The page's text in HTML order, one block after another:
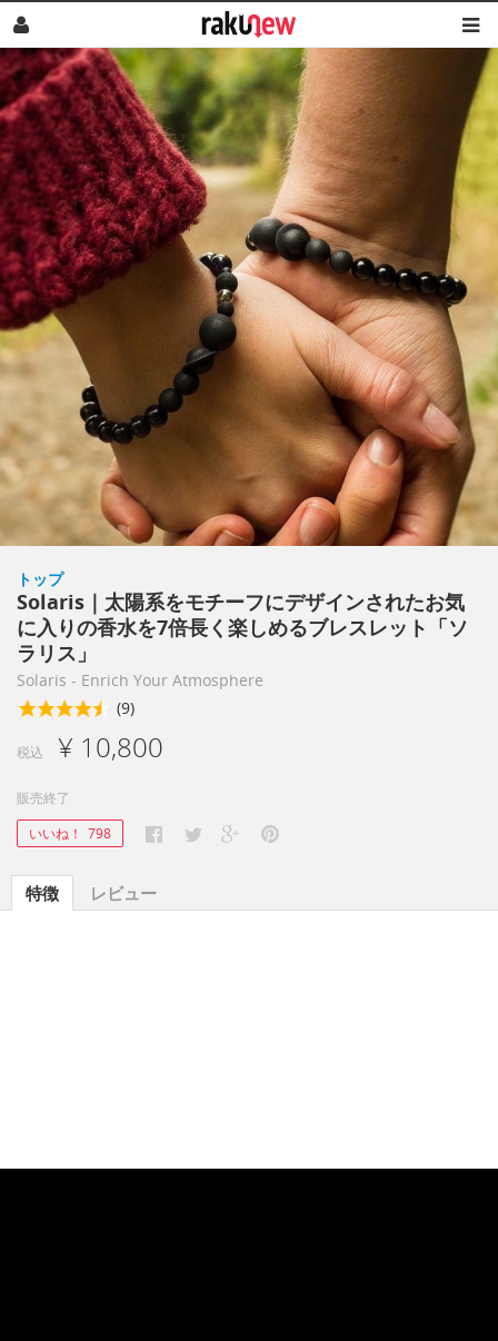
トップ
Solaris｜太陽系をモチーフにデザインされたお気
に入りの香水を7倍長く楽しめるブレスレット「ソ
ラリス」
Solaris - Enrich Your Atmosphere
(9)
税込 ¥ 10,800
販売終了
いいね！ 798
特徴 レビュー